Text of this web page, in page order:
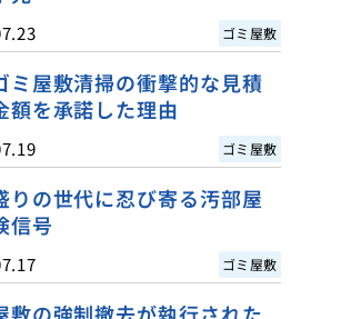
ゴミ屋敷
ミ屋敷清掃の衝撃的な見積
額を承諾した理由
ゴミ屋敷
りの世代に忍び寄る汚部屋
信号
ゴミ屋敷